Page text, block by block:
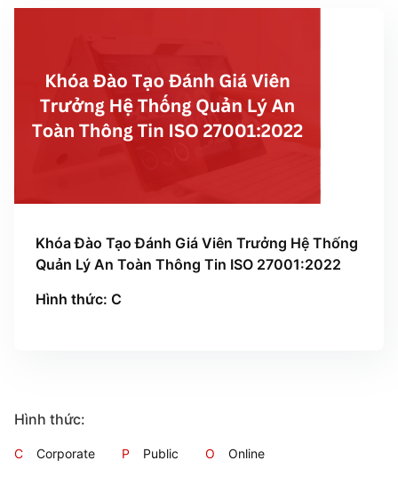
Khóa Đào Tạo Đánh Giá Viên Trưởng Hệ Thống
Quản Lý An Toàn Thông Tin ISO 27001:2022
Hình thức: C
Hình thức:
C Corporate P Public O Online